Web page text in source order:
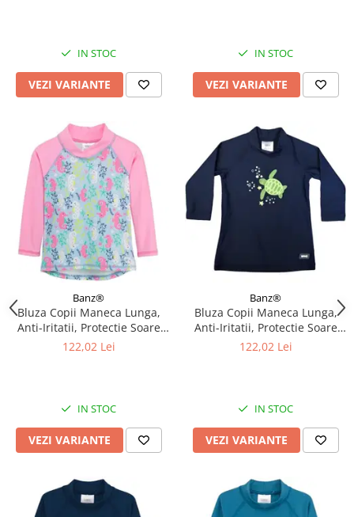
IN STOC
VEZI VARIANTE
IN STOC
VEZI VARIANTE
Banz®
Bluza Copii Maneca Lunga,
Anti-Iritatii, Protectie Soare
UPF50+, Sea Horse, Diverse
122,02 Lei
IN STOC
VEZI VARIANTE
Banz®
Bluza Copii Maneca Lunga,
Anti-Iritatii, Protectie Soare
UPF50+, Turttle, Diverse
122,02 Lei
IN STOC
VEZI VARIANTE